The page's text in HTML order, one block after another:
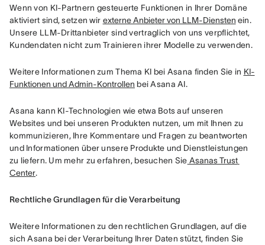
Wenn von KI-Partnern gesteuerte Funktionen in Ihrer Domäne
aktiviert sind, setzen wir externe Anbieter von LLM-Diensten ein.
Unsere LLM-Drittanbieter sind vertraglich von uns verpflichtet,
Kundendaten nicht zum Trainieren ihrer Modelle zu verwenden.
Weitere Informationen zum Thema KI bei Asana finden Sie in KI-
Funktionen und Admin-Kontrollen bei Asana AI.
Asana kann KI-Technologien wie etwa Bots auf unseren
Websites und bei unseren Produkten nutzen, um mit Ihnen zu
kommunizieren, Ihre Kommentare und Fragen zu beantworten
und Informationen über unsere Produkte und Dienstleistungen
zu liefern. Um mehr zu erfahren, besuchen Sie Asanas Trust
Center.
Rechtliche Grundlagen für die Verarbeitung
Weitere Informationen zu den rechtlichen Grundlagen, auf die
sich Asana bei der Verarbeitung Ihrer Daten stützt, finden Sie